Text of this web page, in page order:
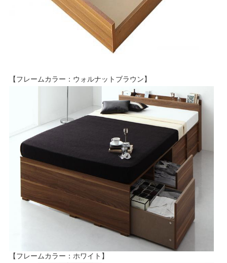
【フレームカラー：ウォルナットブラウン】
【フレームカラー：ホワイト】